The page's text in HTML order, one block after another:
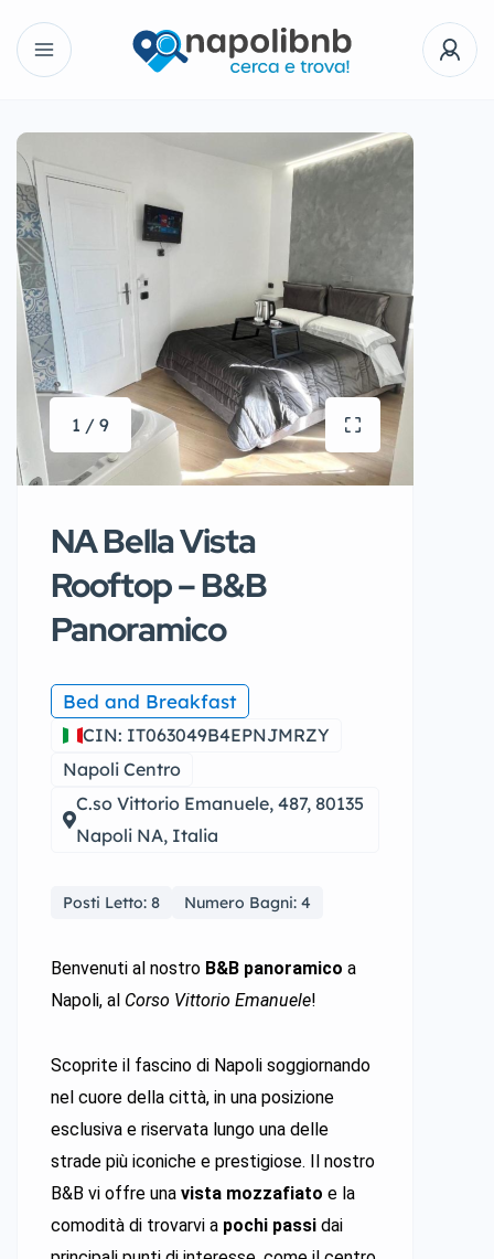
1 / 9
NA Bella Vista
Rooftop – B&B
Panoramico
Bed and Breakfast
CIN: IT063049B4EPNJMRZY
Napoli Centro
C.so Vittorio Emanuele, 487, 80135
Napoli NA, Italia
Posti Letto: 8 Numero Bagni: 4
Benvenuti al nostro B&B panoramico a
Napoli, al Corso Vittorio Emanuele!
Scoprite il fascino di Napoli soggiornando
nel cuore della città, in una posizione
esclusiva e riservata lungo una delle
strade più iconiche e prestigiose. Il nostro
B&B vi offre una vista mozzafiato e la
comodità di trovarvi a pochi passi dai